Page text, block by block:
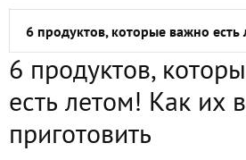
6 продуктов, которые важно
6 продуктов,
есть летом! Как их
приготовить